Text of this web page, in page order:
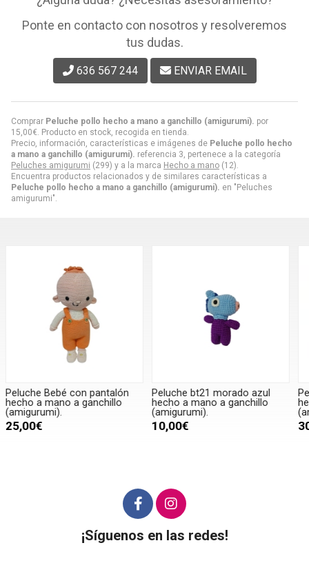
Comprar Peluche pollo hecho a mano a ganchillo (amigurumi). por
15,00€ . Producto en stock, recogida en tienda.
Precio, información, características e imágenes de Peluche pollo hecho
a mano a ganchillo (amigurumi). referencia 3, pertenece a la categoría
Peluches amigurumi (299) y a la marca Hecho a mano (12).
Encuentra productos relacionados y de similares características a
Peluche pollo hecho a mano a ganchillo (amigurumi). en "Peluches
amigurumi".
Ponte en contacto con nosotros y resolveremos
tus dudas.
636 567 244 ENVIAR EMAIL
Peluche bt21 morado azul
hecho a mano a ganchillo
(amigurumi).
10,00€
Peluche muñeca hello kitty
hecha a mano a ganchillo
(amigurumi).
30,00€
¡Síguenos en las redes!